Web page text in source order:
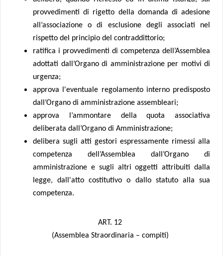
provvedimenti di rigetto della domanda di adesione
all’associazione o di esclusione degli associati nel
rispetto del principio del contraddittorio;
ratifica i provvedimenti di competenza dell’Assemblea
adottati dall’Organo di amministrazione per motivi di
urgenza;
approva l'eventuale regolamento interno predisposto
dall’Organo di amministrazione assembleari;
approva l’ammontare della quota associativa
deliberata dall’Organo di Amministrazione;
delibera sugli atti gestori espressamente rimessi alla
competenza dell’Assemblea dall’Organo di
amministrazione e sugli altri oggetti attribuiti dalla
legge, dall'atto costitutivo o dallo statuto alla sua
competenza.
ART. 12
(Assemblea Straordinaria – compiti)